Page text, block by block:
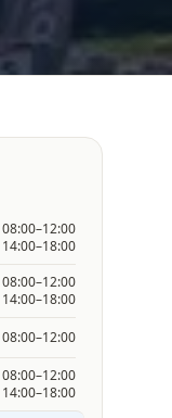
08:00–12:00
14:00–18:00
08:00–12:00
14:00–18:00
08:00–12:00
08:00–12:00
14:00–18:00